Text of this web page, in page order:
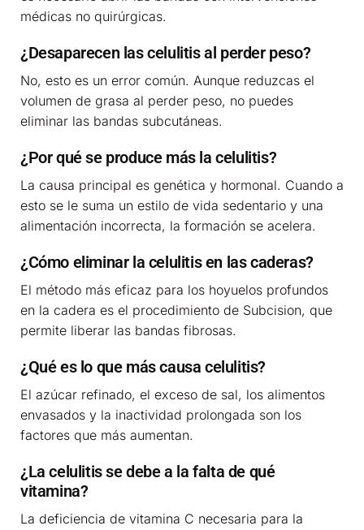
médicas no quirúrgicas.
¿Desaparecen las celulitis al perder peso?
No, esto es un error común. Aunque reduzcas el
volumen de grasa al perder peso, no puedes
eliminar las bandas subcutáneas.
¿Por qué se produce más la celulitis?
La causa principal es genética y hormonal. Cuando a
esto se le suma un estilo de vida sedentario y una
alimentación incorrecta, la formación se acelera.
¿Cómo eliminar la celulitis en las caderas?
El método más eficaz para los hoyuelos profundos
en la cadera es el procedimiento de Subcision, que
permite liberar las bandas fibrosas.
¿Qué es lo que más causa celulitis?
El azúcar refinado, el exceso de sal, los alimentos
envasados y la inactividad prolongada son los
factores que más aumentan.
¿La celulitis se debe a la falta de qué
vitamina?
La deficiencia de vitamina C necesaria para la